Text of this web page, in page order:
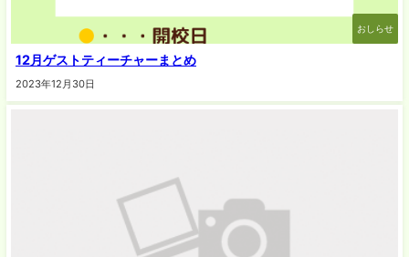
おしらせ
12月ゲストティーチャーまとめ
2023年12月30日